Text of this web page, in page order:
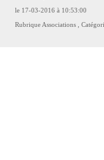
le 17-03-2016 à 10:53:00
Rubrique Associations,